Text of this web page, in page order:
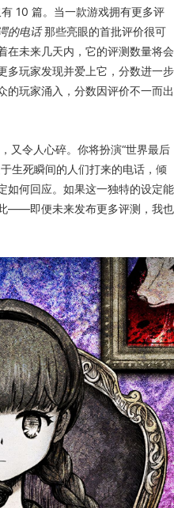
10 篇。当一款游戏拥有更多评
的电话那些亮眼的首批评价很可
在未来几天内，它的评测数量将会
多玩家发现并爱上它，分数进一步
的玩家涌入，分数因评价不一而出
又令人心碎。你将扮演“世界最后
生死瞬间的人们打来的电话，倾
如何回应。如果这一独特的设定能
——即便未来发布更多评测，我也